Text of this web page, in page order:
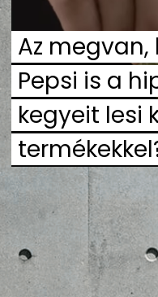
Az
Pepsi is a
kegyeit lesi